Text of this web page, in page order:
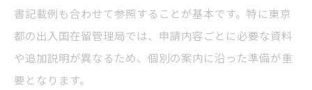
書記載例も合わせて参照することが基本です。特に東京
都の出入国在留管理局では、申請内容ごとに必要な資料
や追加説明が異なるため、個別の案内に沿った準備が重
要となります。